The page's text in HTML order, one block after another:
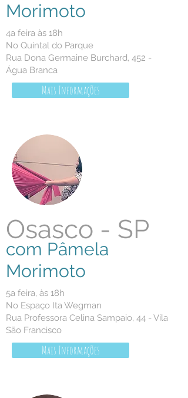
Morimoto
4a feira às 18h
No Quintal do Parque
Rua Dona Germaine Burchard, 452 -
Água Branca
Mais Informações
Osasco - SP
com Pâmela
Morimoto
5a feira, às 18h
No Espaço Ita Wegman
Rua Professora Celina Sampaio, 44 - Vila
São Francisco
Mais Informações